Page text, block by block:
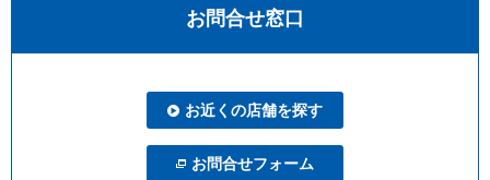
お問合せ窓口
お近くの店舗を探す
お問合せフォーム